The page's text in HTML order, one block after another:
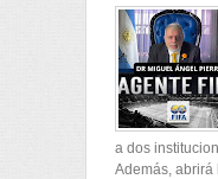
a dos
Además, abrirá